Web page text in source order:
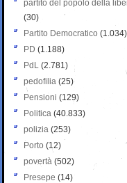
partito del popolo della
(30)
Partito Democratico (1.034)
PD (1.188)
PdL (2.781)
pedofilia (25)
Pensioni (129)
Politica (40.833)
polizia (253)
Porto (12)
povertà (502)
Presepe (14)